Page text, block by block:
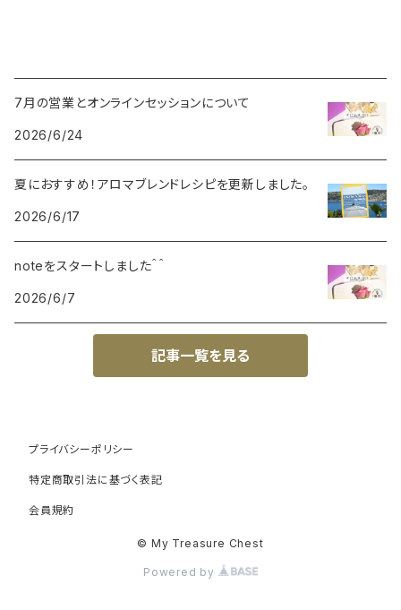
7月の営業とオンラインセッションについて
2026/6/24
夏におすすめ！アロマブレンドレシピを更新しました。
2026/6/17
noteをスタートしました＾＾
2026/6/7
記事一覧を見る
プライバシーポリシー
特定商取引法に基づく表記
会員規約
© My Treasure Chest
Powered by